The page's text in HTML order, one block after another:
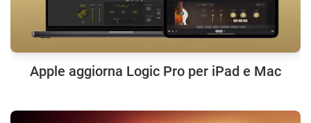
Apple aggiorna Logic Pro per iPad e Mac